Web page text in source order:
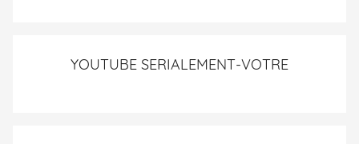
YOUTUBE SERIALEMENT-VOTRE